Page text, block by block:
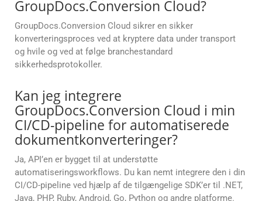
GroupDocs.Conversion Cloud?
GroupDocs.Conversion Cloud sikrer en sikker
konverteringsproces ved at kryptere data under transport
og hvile og ved at følge branchestandard
sikkerhedsprotokoller.
Kan jeg integrere
GroupDocs.Conversion Cloud i min
CI/CD-pipeline for automatiserede
dokumentkonverteringer?
Ja, API’en er bygget til at understøtte
automatiseringsworkflows. Du kan nemt integrere den i din
CI/CD-pipeline ved hjælp af de tilgængelige SDK’er til .NET,
Java, PHP, Ruby, Android, Go, Python og andre platforme.